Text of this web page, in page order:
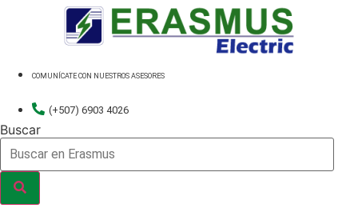
COMUNÍCATE CON NUESTROS ASESORES
(+507) 6903 4026
Buscar